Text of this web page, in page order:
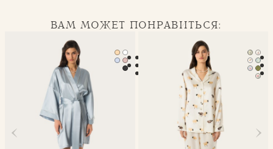
ВАМ МОЖЕТ ПОНРАВИТЬСЯ:
Халат-кимоно Mona Классическая пижама